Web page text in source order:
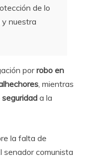
de lo
nuestra
porrobo en
, mientras
a la
la falta de
senador comunista